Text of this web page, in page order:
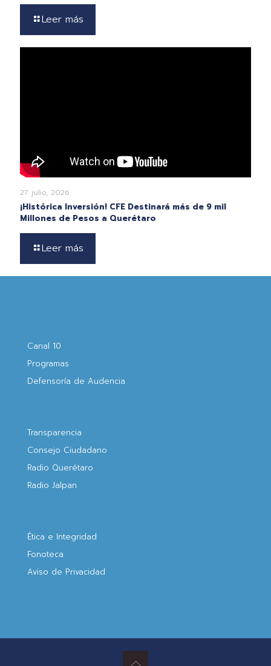
Leer más
27 julio, 2026
¡Histórica Inversión! CFE Destinará más de 9 mil
Millones de Pesos a Querétaro
Leer más
Canal 10
Programas
Defensoría de Audencia
Transparencia
Consejo Ciudadano
Radio Querétaro
Radio Jalpan
Ética e Integridad
Fonoteca
Aviso de Privacidad